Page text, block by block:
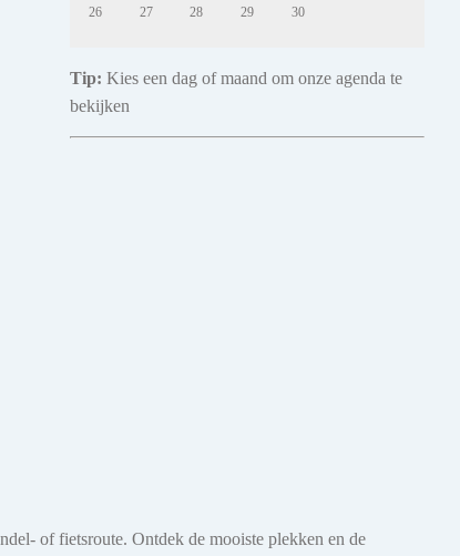
26 27 28 29 30
Tip: Kies een dag of maand om onze agenda te
bekijken
of fietsroute. Ontdek de mooiste plekken en de